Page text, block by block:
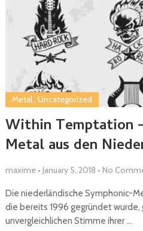
Within Temptation
Metal aus den
Metal, Uncategorized
maxime • January 5, 2018 • No
Die niederländische Symphonic-
die bereits 1996 gegründet wurde,
unvergleichlichen Stimme ihrer …